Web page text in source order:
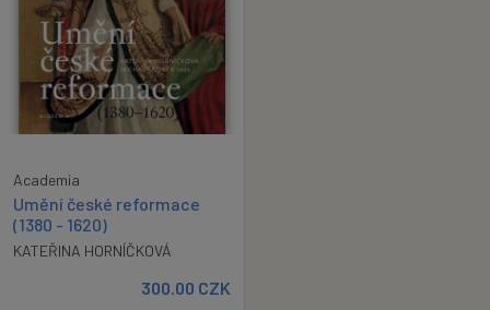
Academia
Umění české reformace
(1380 - 1620)
KATEŘINA HORNÍČKOVÁ
300.00 CZK